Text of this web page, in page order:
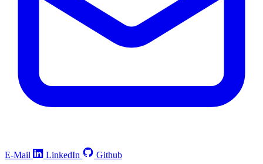
E-Mail LinkedIn Github